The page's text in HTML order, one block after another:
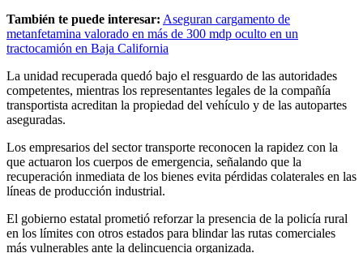
También te puede interesar: Aseguran cargamento de
metanfetamina valorado en más de 300 mdp oculto en un
tractocamión en Baja California
La unidad recuperada quedó bajo el resguardo de las autoridades
competentes, mientras los representantes legales de la compañía
transportista acreditan la propiedad del vehículo y de las autopartes
aseguradas.
Los empresarios del sector transporte reconocen la rapidez con la
que actuaron los cuerpos de emergencia, señalando que la
recuperación inmediata de los bienes evita pérdidas colaterales en las
líneas de producción industrial.
El gobierno estatal prometió reforzar la presencia de la policía rural
en los límites con otros estados para blindar las rutas comerciales
más vulnerables ante la delincuencia organizada.